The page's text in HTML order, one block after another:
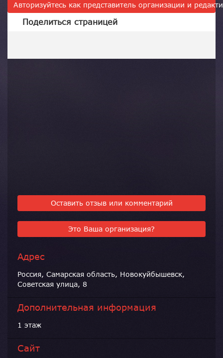
Авторизуйтесь как представитель организации и
Поделиться страницей
Оставить отзыв или комментарий
Это Ваша организация?
Адрес
Россия, Самарская область, Новокуйбышевск,
Советская улица, 8
Дополнительная информация
1 этаж
Сайт